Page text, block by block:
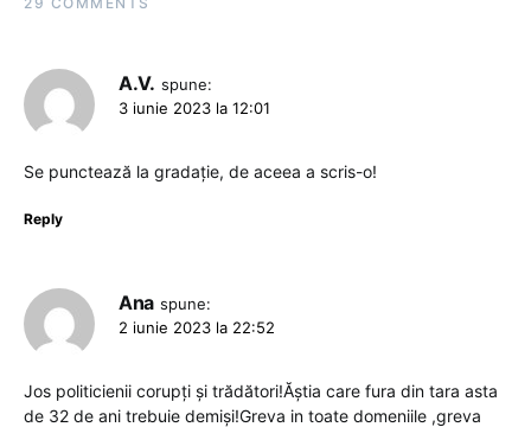
A.V. spune:
3 iunie 2023 la 12:01
Se punctează la gradație, de aceea a scris-o!
Reply
Ana spune:
2 iunie 2023 la 22:52
Jos politicienii corupți și trădători!Ăștia care fura din tara asta
de 32 de ani trebuie demiși!Greva in toate domeniile ,greva